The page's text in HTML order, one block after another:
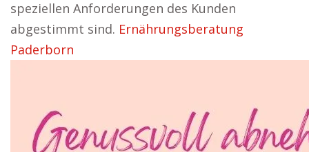
speziellen Anforderungen des Kunden
abgestimmt sind. Ernährungsberatung
Paderborn